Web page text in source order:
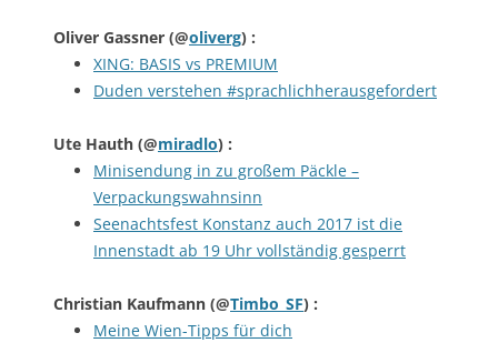
Oliver Gassner (@oliverg) :
XING: BASIS vs PREMIUM
Duden verstehen #sprachlichherausgefordert
Ute Hauth (@miradlo) :
Minisendung in zu großem Päckle –
Verpackungswahnsinn
Seenachtsfest Konstanz auch 2017 ist die
Innenstadt ab 19 Uhr vollständig gesperrt
Christian Kaufmann (@Timbo_SF) :
Meine Wien-Tipps für dich